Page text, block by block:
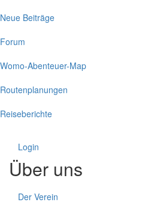
Neue Beiträge
Forum
Womo-Abenteuer-Map
Routenplanungen
Reiseberichte
Login
Über uns
Der Verein